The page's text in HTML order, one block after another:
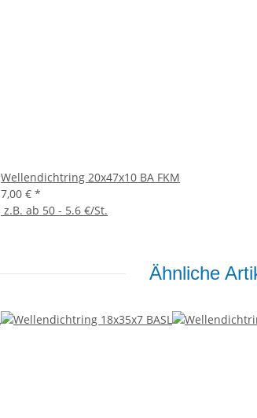
Wellendichtring 20x47x10 BA FKM
7,00 € *
z.B. ab 50 - 5.6 €/St.
Ähnliche